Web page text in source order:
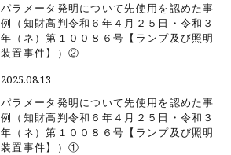
パラメータ発明について先使用を認めた事
例（知財高判令和６年４月２５日・令和３
年（ネ）第１００８６号【ランプ及び照明
装置事件】）②
2025.08.13
パラメータ発明について先使用を認めた事
例（知財高判令和６年４月２５日・令和３
年（ネ）第１００８６号【ランプ及び照明
装置事件】）①